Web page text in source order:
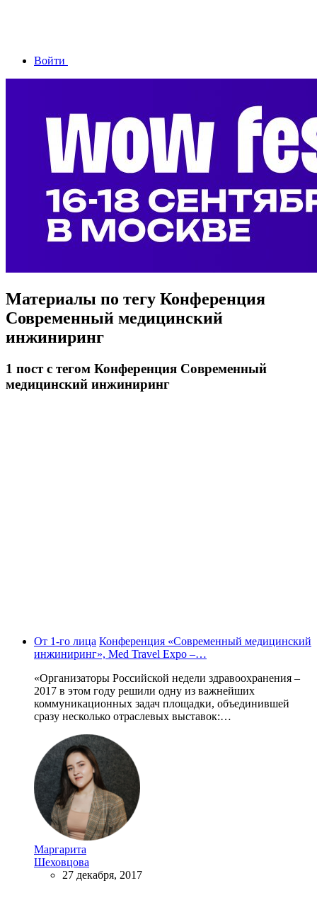
Войти
Материалы по тегу Конференция
Современный медицинский
инжиниринг
1 постс тегом Конференция Современный
медицинский инжиниринг
От 1-го лица Конференция «Современный медицинский
инжиниринг», Med Travel Expo –…
«Организаторы Российской недели здравоохранения –
2017 в этом году решили одну из важнейших
коммуникационных задач площадки, объединившей
сразу несколько отраслевых выставок:…
Маргарита
Шеховцова
27 декабря, 2017